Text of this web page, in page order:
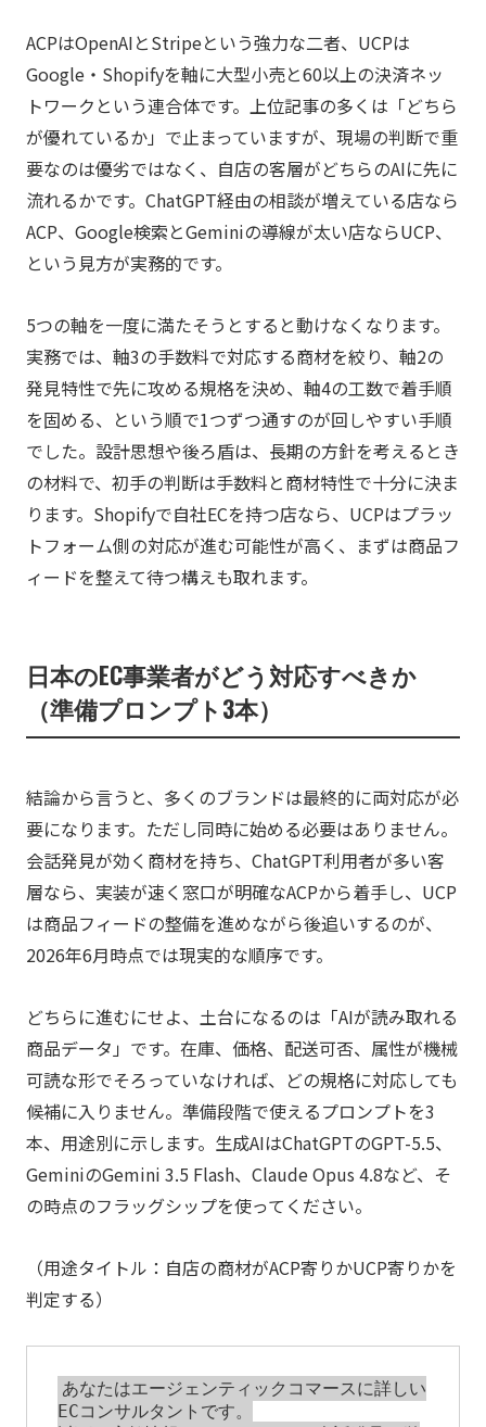
ACPはOpenAIとStripeという強力な二者、UCPは
Google・Shopifyを軸に大型小売と60以上の決済ネッ
トワークという連合体です。上位記事の多くは「どちら
が優れているか」で止まっていますが、現場の判断で重
要なのは優劣ではなく、自店の客層がどちらのAIに先に
流れるかです。ChatGPT経由の相談が増えている店なら
ACP、Google検索とGeminiの導線が太い店ならUCP、
という見方が実務的です。
5つの軸を一度に満たそうとすると動けなくなります。
実務では、軸3の手数料で対応する商材を絞り、軸2の
発見特性で先に攻める規格を決め、軸4の工数で着手順
を固める、という順で1つずつ通すのが回しやすい手順
でした。設計思想や後ろ盾は、長期の方針を考えるとき
の材料で、初手の判断は手数料と商材特性で十分に決ま
ります。Shopifyで自社ECを持つ店なら、UCPはプラッ
トフォーム側の対応が進む可能性が高く、まずは商品フ
ィードを整えて待つ構えも取れます。
日本のEC事業者がどう対応すべきか
（準備プロンプト3本）
結論から言うと、多くのブランドは最終的に両対応が必
要になります。ただし同時に始める必要はありません。
会話発見が効く商材を持ち、ChatGPT利用者が多い客
層なら、実装が速く窓口が明確なACPから着手し、UCP
は商品フィードの整備を進めながら後追いするのが、
2026年6月時点では現実的な順序です。
どちらに進むにせよ、土台になるのは「AIが読み取れる
商品データ」です。在庫、価格、配送可否、属性が機械
可読な形でそろっていなければ、どの規格に対応しても
候補に入りません。準備段階で使えるプロンプトを3
本、用途別に示します。生成AIはChatGPTのGPT-5.5、
GeminiのGemini 3.5 Flash、Claude Opus 4.8など、そ
の時点のフラッグシップを使ってください。
（用途タイトル：自店の商材がACP寄りかUCP寄りかを
判定する）
あなたはエージェンティックコマースに詳しい
ECコンサルタントです。